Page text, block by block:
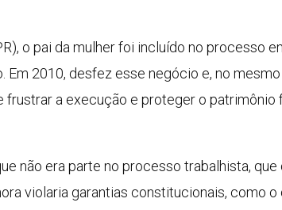
o pai da mulher foi incluído no processo
2010, desfez esse negócio e, no
frustrar a execução e proteger o patrimônio
não era parte no processo trabalhista,
violaria garantias constitucionais, como